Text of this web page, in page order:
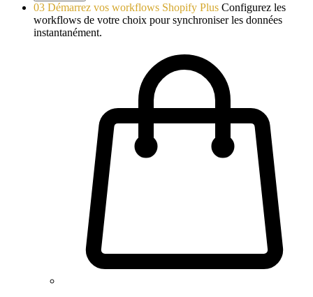
03 Démarrez vos workflows Shopify Plus Configurez les
workflows de votre choix pour synchroniser les données
instantanément.